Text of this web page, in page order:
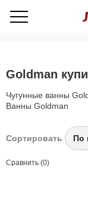
Goldman
Чугунные ванны
Ванны Goldman
Сортировать
Сравнить (0)